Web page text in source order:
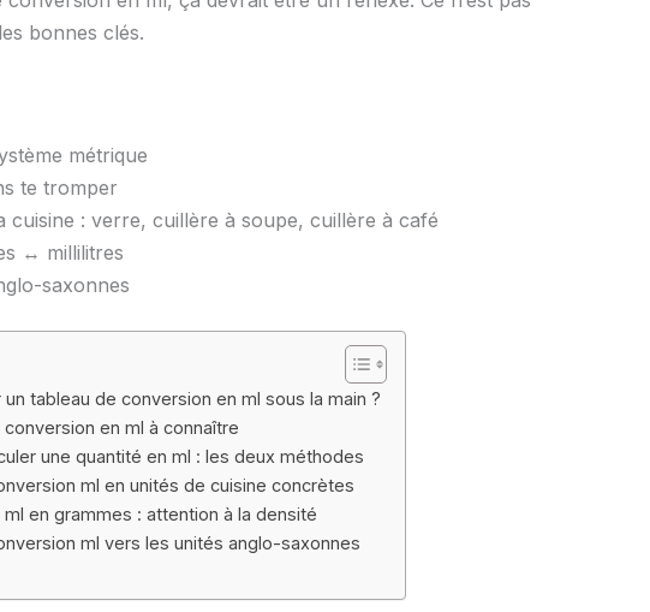
bonnes clés.
métrique
te tromper
cuisine : verre, cuillère à soupe, cuillère à café
↔ millilitres
saxonnes
un tableau de conversion en ml sous la main ?
en ml à connaître
une quantité en ml : les deux méthodes
ml en unités de cuisine concrètes
en grammes : attention à la densité
ml vers les unités anglo-saxonnes